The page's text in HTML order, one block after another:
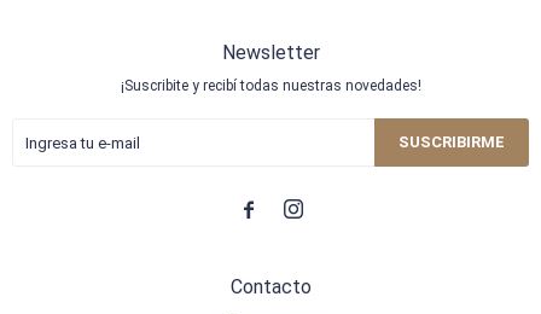
Contacto
Newsletter
¡Suscribite y recibí todas nuestras novedades!
SUSCRIBIRME
 